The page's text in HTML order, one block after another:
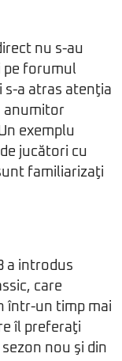
nu s-au
pe forumul
s-a atras atenţia
anumitor
exemplu
jucători cu
familiarizaţi
a introdus
care
într-un timp mai
îl preferaţi
nou şi din